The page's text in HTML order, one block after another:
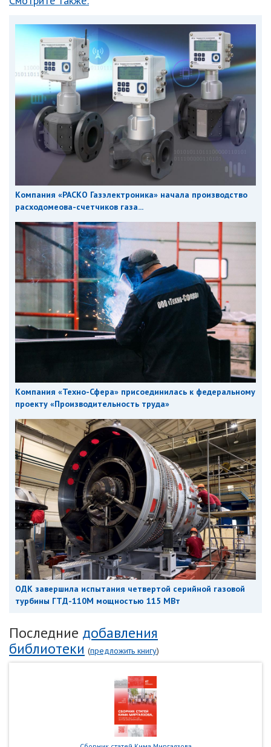
Компания «РАСКО Газэлектроника» начала производство
расходомеова-счетчиков газа...
Компания «Техно-Сфера» присоединилась к федеральному
проекту «Производительность труда»
ОДК завершила испытания четвертой серийной газовой
турбины ГТД-110М мощностью 115 МВт
Последние добавления
библиотеки (предложить книгу)